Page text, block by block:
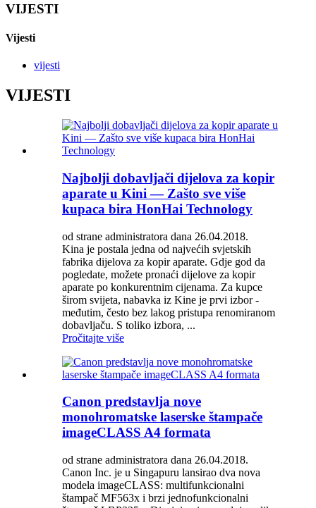
VIJESTI
Vijesti
vijesti
VIJESTI
Najbolji dobavljači dijelova za kopir
aparate u Kini — Zašto sve više
kupaca bira HonHai Technology
od strane administratora dana 26.04.2018.
Kina je postala jedna od najvećih svjetskih
fabrika dijelova za kopir aparate. Gdje god da
pogledate, možete pronaći dijelove za kopir
aparate po konkurentnim cijenama. Za kupce
širom svijeta, nabavka iz Kine je prvi izbor -
međutim, često bez lakog pristupa renomiranom
dobavljaču. S toliko izbora, ...
Pročitajte više
Canon predstavlja nove
monohromatske laserske štampače
imageCLASS A4 formata
od strane administratora dana 26.04.2018.
Canon Inc. je u Singapuru lansirao dva nova
modela imageCLASS: multifunkcionalni
štampač MF563x i brzi jednofunkcionalni